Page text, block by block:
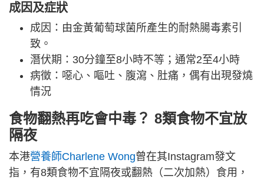
成因及症狀
成因：由金黃葡萄球菌所產生的耐熱腸毒素引
致。
潛伏期：30分鐘至8小時不等；通常2至4小時
病徵：噁心、嘔吐、腹瀉、肚痛，偶有出現發燒
情況
食物翻熱再吃會中毒？ 8類食物不宜放
隔夜
本港營養師Charlene Wong曾在其Instagram發文
指，有8類食物不宜隔夜或翻熱（二次加熱）食用，